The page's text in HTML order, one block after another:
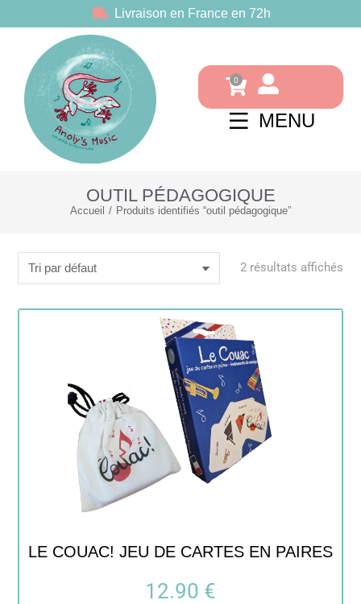
Livraison en France en 72h
MENU
OUTIL PÉDAGOGIQUE
Vous êtes ici :
Accueil Produits identifiés “outil pédagogique”
2 résultats affichés
LE COUAC! JEU DE CARTES EN PAIRES
12.90 €